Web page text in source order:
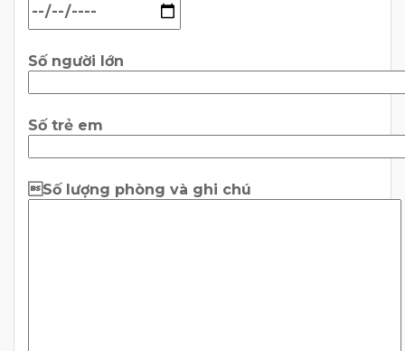
Số người lớn
Số trẻ em
Số lượng phòng và ghi chú